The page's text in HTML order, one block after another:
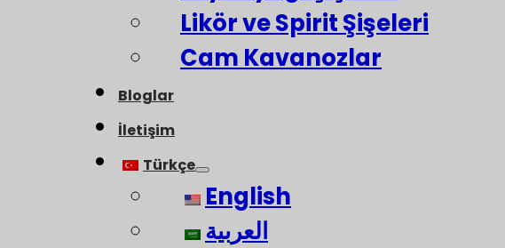
Likör ve Spirit Şişeleri
Cam Kavanozlar
Bloglar
İletişim
Türkçe
English
العربية